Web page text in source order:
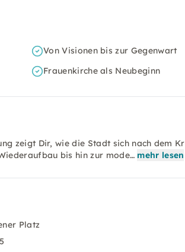
Von Visionen bis zur Gegenwart
Frauenkirche als Neubeginn
zeigt Dir, wie die Stadt sich nach dem
bis hin zur mode… mehr lesen
Platz